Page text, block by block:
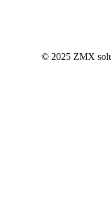
© 2025 ZMX